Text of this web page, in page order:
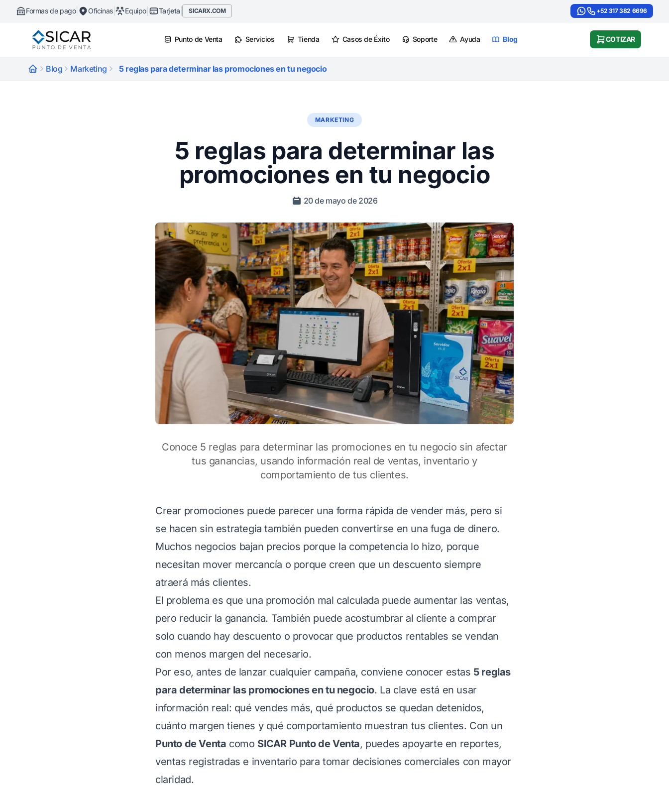
Formas de pago| Oficinas| Equipo Tarjeta SICARX.COM +52 317 382 6696
Punto de Venta Servicios Tienda Casos de Éxito Soporte Ayuda Blog COTIZAR
Blog Marketing 5 reglas para determinar las promociones en tu negocio
MARKETING
5 reglas para determinar las
promociones en tu negocio
20 de mayo de 2026
Conoce 5 reglas para determinar las promociones en tu negocio sin afectar
tus ganancias, usando información real de ventas, inventario y
comportamiento de tus clientes.
Crear promociones puede parecer una forma rápida de vender más, pero si
se hacen sin estrategia también pueden convertirse en una fuga de dinero.
Muchos negocios bajan precios porque la competencia lo hizo, porque
necesitan mover mercancía o porque creen que un descuento siempre
atraerá más clientes.
El problema es que una promoción mal calculada puede aumentar las ventas,
pero reducir la ganancia. También puede acostumbrar al cliente a comprar
solo cuando hay descuento o provocar que productos rentables se vendan
con menos margen del necesario.
Por eso, antes de lanzar cualquier campaña, conviene conocer estas 5 reglas
para determinar las promociones en tu negocio. La clave está en usar
información real: qué vendes más, qué productos se quedan detenidos,
cuánto margen tienes y qué comportamiento muestran tus clientes. Con un
Punto de Venta como SICAR Punto de Venta, puedes apoyarte en reportes,
ventas registradas e inventario para tomar decisiones comerciales con mayor
claridad.